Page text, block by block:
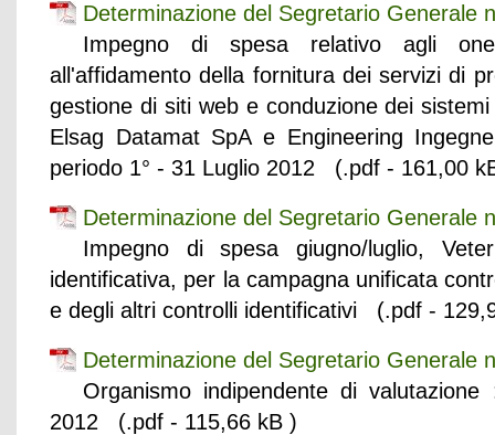
Determinazione del Segretario Generale
Impegno di spesa relativo agli
all'affidamento della fornitura dei servizi di
gestione di siti web e conduzione dei
Elsag Datamat SpA e Engineering
periodo 1° - 31 Luglio 2012 (.pdf - 161,00
Determinazione del Segretario Generale
Impegno di spesa giugno/luglio,
identificativa, per la campagna unificata
e degli altri controlli identificativi (.pdf -
Determinazione del Segretario Generale
Organismo indipendente di
2012 (.pdf - 115,66 kB )